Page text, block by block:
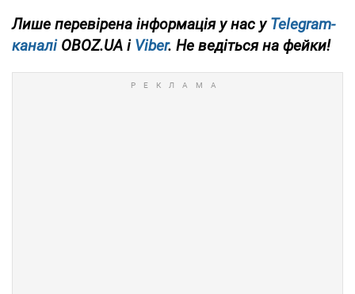
Лише перевірена інформація у нас уTelegram-
каналіOBOZ.UA і Viber. Не ведіться на фейки!